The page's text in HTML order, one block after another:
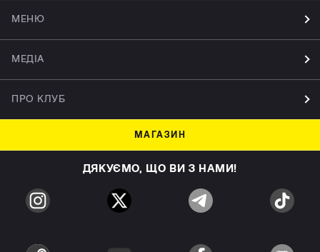
МЕНЮ
МЕДІА
ПРО КЛУБ
МАГАЗИН
ДЯКУЄМО, ЩО ВИ З НАМИ!